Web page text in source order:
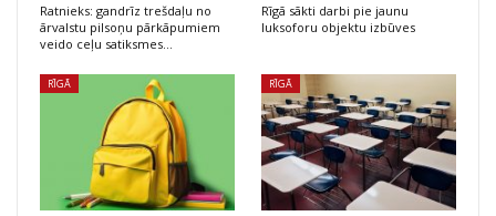
Ratnieks: gandrīz trešdaļu no
ārvalstu pilsoņu pārkāpumiem
veido ceļu satiksmes…
Rīgā sākti darbi pie jaunu
luksoforu objektu izbūves
RĪGĀ RĪGĀ